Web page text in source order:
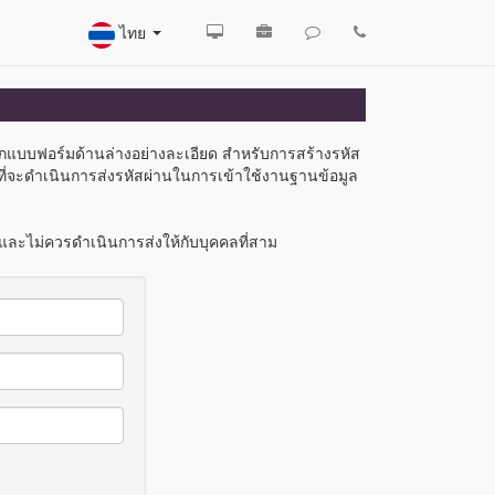
ไทย
บฟอร์มด้านล่างอย่างละเอียด สำหรับการสร้างรหัส
ะดำเนินการส่งรหัสผ่านในการเข้าใช้งานฐานข้อมูล
ะไม่ควรดำเนินการส่งให้กับบุคคลที่สาม